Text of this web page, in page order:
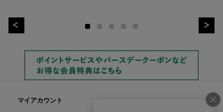
マイアカウント